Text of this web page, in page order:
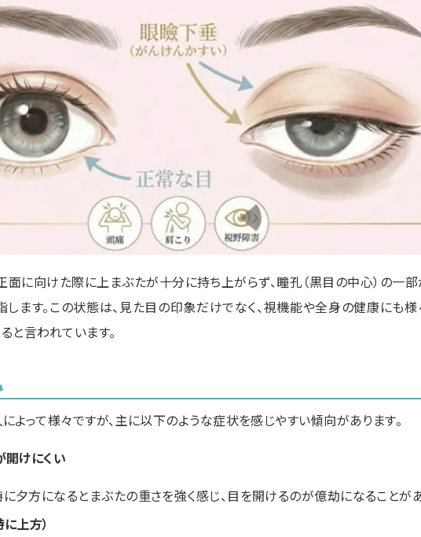
面に向けた際に上まぶたが十分に持ち上がらず、瞳孔（黒目の中心）の一
します。この状態は、見た目の印象だけでなく、視機能や全身の健康にも
と言われています。
よって様々ですが、主に以下のような症状を感じやすい傾向があります。
開けにくい
夕方になるとまぶたの重さを強く感じ、目を開けるのが億劫になることがあ
上方）